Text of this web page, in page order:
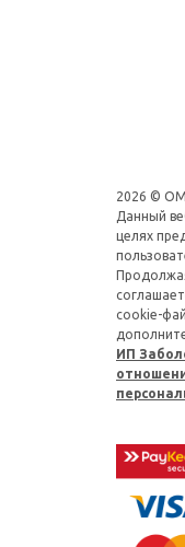
2026 ©
Данный
целях
cookie-
ИП